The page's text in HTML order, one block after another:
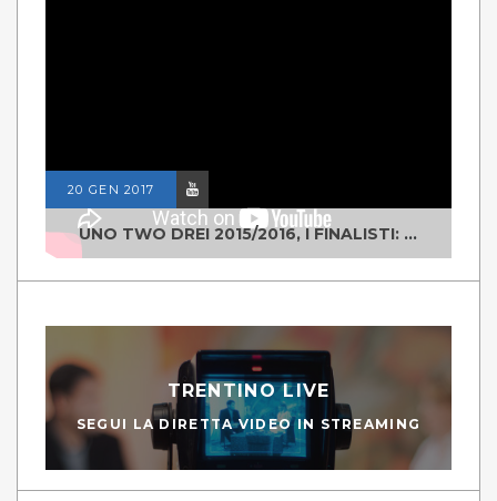
20 GEN 2017
UNO TWO DREI 2015/2016, I FINALISTI: CLASSE IV ALS ISTITUTO "DEGASPERI" BORGO VALSUGANA
TRENTINO LIVE
SEGUI LA DIRETTA VIDEO IN STREAMING